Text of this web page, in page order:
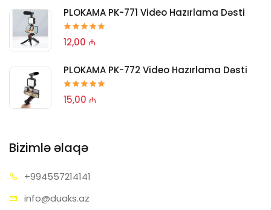
PLOKAMA PK-771 Video Hazırlama Dəsti
12,00 ₼
PLOKAMA PK-772 Video Hazırlama Dəsti
15,00 ₼
Bizimlə əlaqə
+994557214141
info@duaks.az